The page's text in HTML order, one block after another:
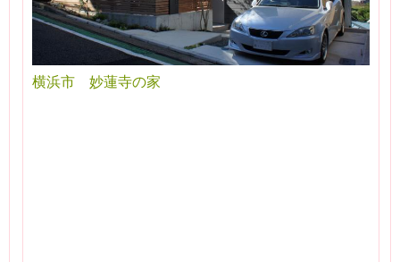
横浜市 妙蓮寺の家